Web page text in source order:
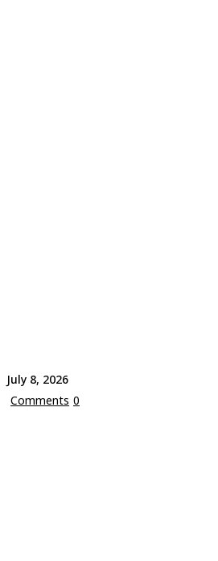
July 8, 2026
Comments 0